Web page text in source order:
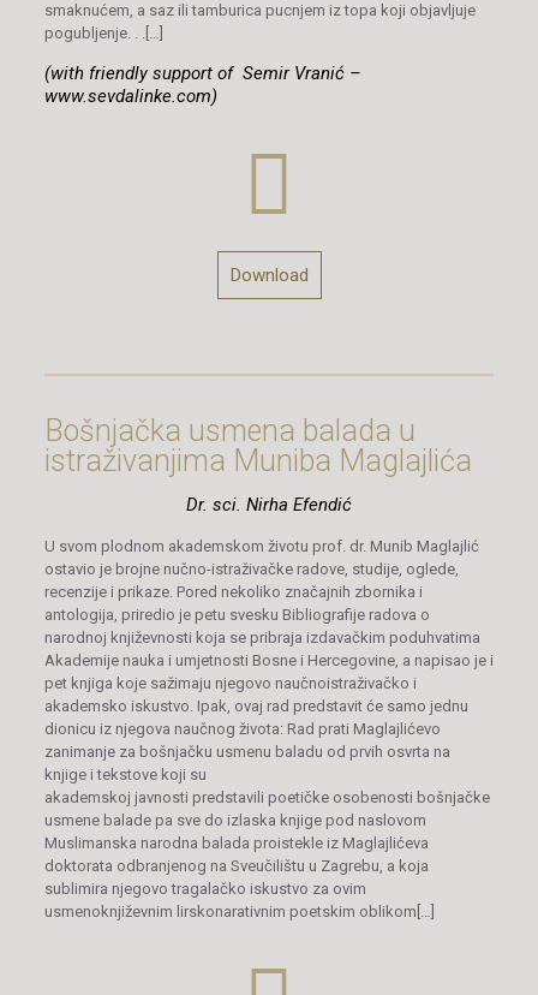
smaknućem, a saz ili tamburica pucnjem iz topa koji objavljuje
pogubljenje. . .[…]
(with friendly support of Semir Vranić –
www.sevdalinke.com)
Download
Bošnjačka usmena balada u
istraživanjima Muniba Maglajlića
Dr. sci. Nirha Efendić
U svom plodnom akademskom životu prof. dr. Munib Maglajlić
ostavio je brojne nučno-istraživačke radove, studije, oglede,
recenzije i prikaze. Pored nekoliko značajnih zbornika i
antologija, priredio je petu svesku Bibliografije radova o
narodnoj književnosti koja se pribraja izdavačkim poduhvatima
Akademije nauka i umjetnosti Bosne i Hercegovine, a napisao je i
pet knjiga koje sažimaju njegovo naučnoistraživačko i
akademsko iskustvo. Ipak, ovaj rad predstavit će samo jednu
dionicu iz njegova naučnog života: Rad prati Maglajlićevo
zanimanje za bošnjačku usmenu baladu od prvih osvrta na
knjige i tekstove koji su
akademskoj javnosti predstavili poetičke osobenosti bošnjačke
usmene balade pa sve do izlaska knjige pod naslovom
Muslimanska narodna balada proistekle iz Maglajlićeva
doktorata odbranjenog na Sveučilištu u Zagrebu, a koja
sublimira njegovo tragalačko iskustvo za ovim
usmenoknjiževnim lirskonarativnim poetskim oblikom[…]